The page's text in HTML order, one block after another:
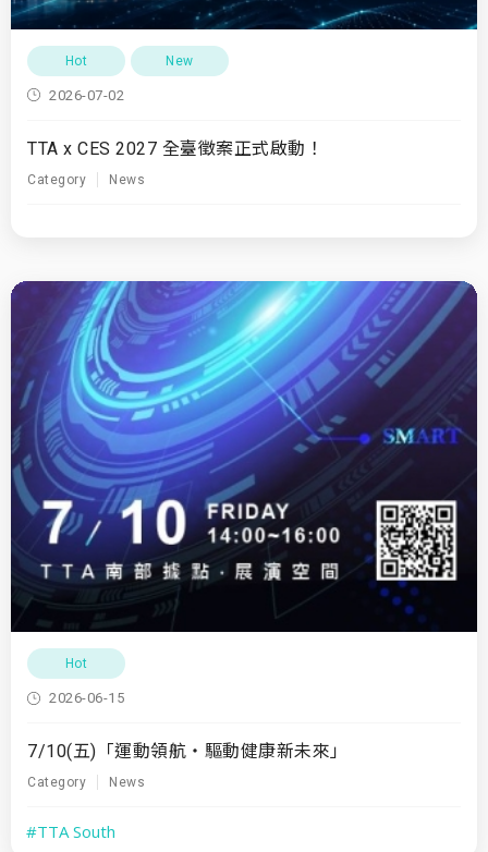
Hot New
2026-07-02
TTA x CES 2027 全臺徵案正式啟動！
Category News
Hot
2026-06-15
7/10(五)「運動領航・驅動健康新未來」
Category News
#TTA South